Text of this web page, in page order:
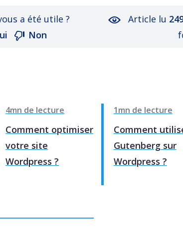
a été utile ?
Non
Article lu
4mn de lecture
Comment optimiser
votre site
Wordpress ?
1mn de lecture
Comment
Gutenberg sur
Wordpress ?